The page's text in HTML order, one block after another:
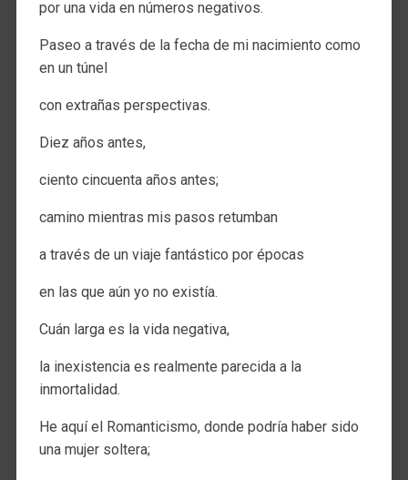
por una vida en números negativos.
Paseo a través de la fecha de mi nacimiento como
en un túnel
con extrañas perspectivas.
Diez años antes,
ciento cincuenta años antes;
camino mientras mis pasos retumban
a través de un viaje fantástico por épocas
en las que aún yo no existía.
Cuán larga es la vida negativa,
la inexistencia es realmente parecida a la
inmortalidad.
He aquí el Romanticismo, donde podría haber sido
una mujer soltera;